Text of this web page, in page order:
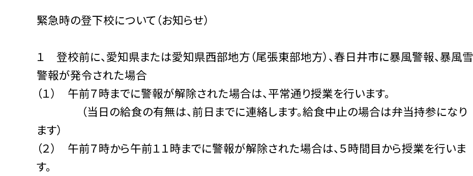
緊急時の登下校について（お知らせ）
１ 登校前に、愛知県または愛知県西部地方（尾張東部地方）、春日井市に暴風警報、暴風雪
警報が発令された場合
（１） 午前７時までに警報が解除された場合は、平常通り授業を行います。
（当日の給食の有無は、前日までに連絡します。給食中止の場合は弁当持参になり
ます）
（２） 午前７時から午前１１時までに警報が解除された場合は、５時間目から授業を行いま
す。